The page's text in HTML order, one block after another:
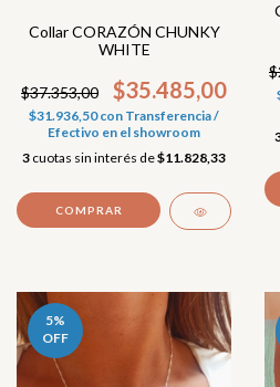
Collar CORAZÓN CHUNKY
WHITE
$37.353,00 $35.485,00
$31.936,50con Transferencia /
Efectivo en el showroom
3 cuotas sin interés de$11.828,33
5%
OFF